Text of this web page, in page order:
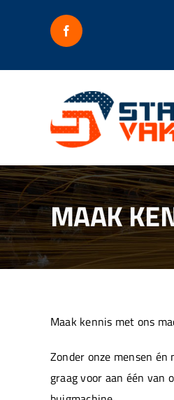
MAAK
Maak kennis met ons
Zonder onze mensen
graag voor aan één